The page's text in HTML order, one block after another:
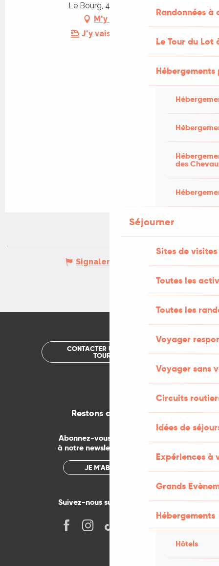
Randonnées
Le Tour du Lot
des
Séjourner
Sites de visites
Toutes les
Toutes les
Voyager
Voyager sans
Circuits
Idées de
Expériences à
Grands
Hébergements
Hôtels
Le Bourg, 46140 Albas
M'y rendre
J'y vais en train !
Signaler une erreur
CONTACTER UN OFFICE DE
TOURISME
Restons connectés
Abonnez-vous gratuitement
à notre newsletter mensuelle
JE M'ABONNE
Suivez-nous sur les réseaux !